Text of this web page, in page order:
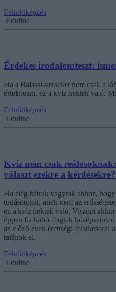
Felnőttképzés
Eduline
Érdekes irodalomteszt:
Ha a Balassi-verseket nem csak a
értelmezni, ez a kvíz nektek való.
Felnőttképzés
Eduline
Kvíz nem csak
választ ezekre a kérdésekre?
Ha elég bátrak vagytok ahhoz,
tudásotokat, amik nem az
ez a kvíz nektek való. Viszont
éppen fizikából fogtok
az előző évek érettségi feladatsorai
találtok el.
Felnőttképzés
Eduline